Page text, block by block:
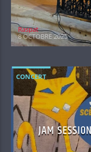
Raspat
8 OCTOBRE 2025
CONCERT
JAM